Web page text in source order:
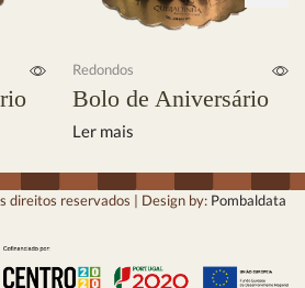
Redondos
Bolo de Aniversário
Ler mais
direitos reservados | Design by:Pombaldata